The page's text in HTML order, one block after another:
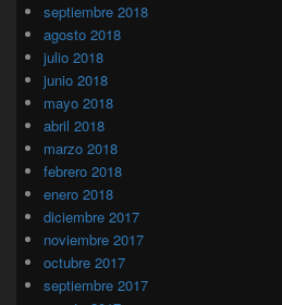
septiembre 2018
agosto 2018
julio 2018
junio 2018
mayo 2018
abril 2018
marzo 2018
febrero 2018
enero 2018
diciembre 2017
noviembre 2017
octubre 2017
septiembre 2017